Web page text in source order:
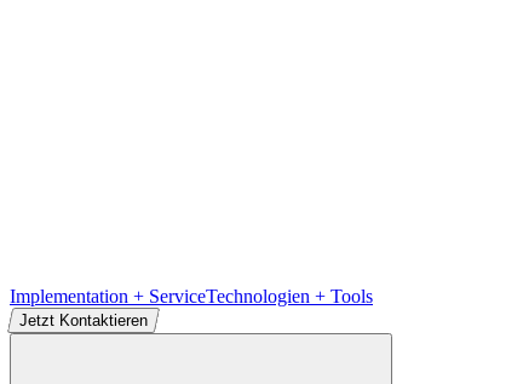
Implementation + ServiceTechnologien + Tools
Jetzt Kontaktieren